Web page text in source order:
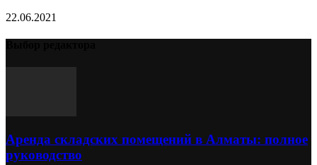
22.06.2021
Аренда складских помещений в Алматы: полное
руководство